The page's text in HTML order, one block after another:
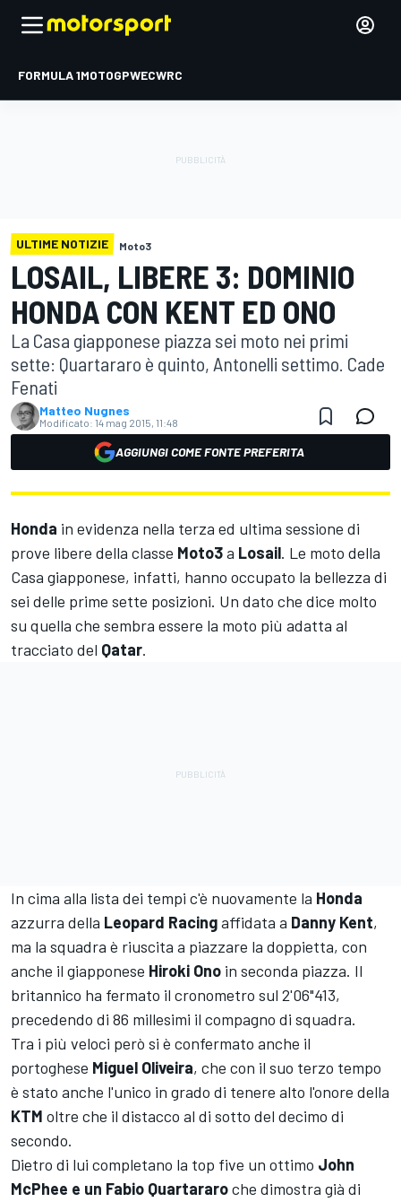
FORMULA 1MOTOGPWECWRC
ULTIME NOTIZIE Moto3
LOSAIL, LIBERE 3: DOMINIO
HONDA CON KENT ED ONO
La Casa giapponese piazza sei moto nei primi
sette: Quartararo è quinto, Antonelli settimo. Cade
Fenati
Matteo Nugnes
Modificato: 14 mag 2015, 11:48
AGGIUNGI COME FONTE PREFERITA
Honda in evidenza nella terza ed ultima sessione di
prove libere della classe Moto3a Losail. Le moto della
Casa giapponese, infatti, hanno occupato la bellezza di
sei delle prime sette posizioni. Un dato che dice molto
su quella che sembra essere la moto più adatta al
tracciato del Qatar.
In cima alla lista dei tempi c'è nuovamente la Honda
azzurra della Leopard Racingaffidata a Danny Kent,
ma la squadra è riuscita a piazzare la doppietta, con
anche il giapponese Hiroki Ono in seconda piazza. Il
britannico ha fermato il cronometro sul 2'06"413,
precedendo di 86 millesimi il compagno di squadra.
Tra i più veloci però si è confermato anche il
portoghese Miguel Oliveira, che con il suo terzo tempo
è stato anche l'unico in grado di tenere alto l'onore della
KTM oltre che il distacco al di sotto del decimo di
secondo.
Dietro di lui completano la top five un ottimo John
McPhee e un Fabio Quartararoche dimostra già di